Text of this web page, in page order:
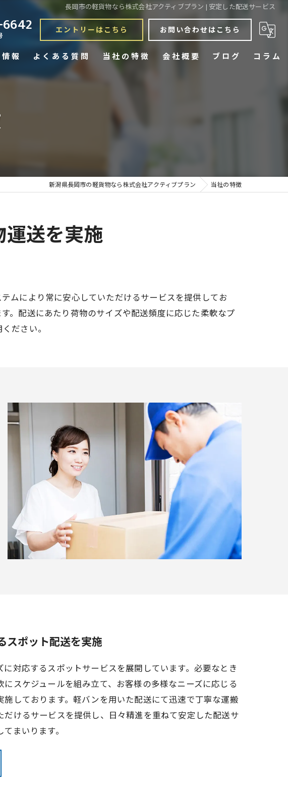
長岡市の軽貨物なら株式会社アクティブプラン | 安定した配送サービス
エントリーはこちら お問い合わせはこちら
報 よくある質問 当社の特徴
スポット
定期配送
業務委託
会社概要 ブログ コラム
新潟県長岡市の軽貨物なら株式会社アクティブプラン 当社の特徴
送を実施
ムにより常に安心していただけるサービスを提供してお
。配送にあたり荷物のサイズや配送頻度に応じた柔軟なプ
ださい。
スポット配送を実施
対応するスポットサービスを展開しています。必要なとき
スケジュールを組み立て、お客様の多様なニーズに応じる
しております。軽バンを用いた配送にて迅速で丁寧な運搬
だけるサービスを提供し、日々精進を重ねて安定した配送サ
まいります。